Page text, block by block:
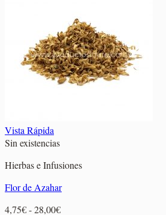
2,55€
hasta
17,85€
Vista Rápida
Sin existencias
Hierbas e Infusiones
Flor de Azahar
4,75€-28,00€Rango